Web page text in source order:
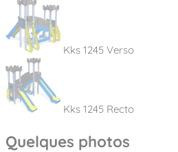
Kks 1245 Verso
Kks 1245 Recto
Quelques photos